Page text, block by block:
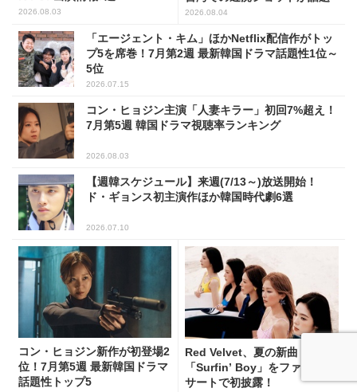
2026.08.03 2026.08.04
「エージェント・キム」ほかNetflix配信作がトッ
プ5を席巻！7月第2週 最新韓国ドラマ話題性1位～
5位
2026.07.15
コン・ヒョジン主演「人妻キラー」初回7%超え！
7月第5週 韓国ドラマ視聴率ランキング
2026.08.03
【週韓スケジュール】来週(7/13～)放送開始！
ド・ギョンス初主演作ほか韓国時代劇6選
2026.07.10
コン・ヒョジン新作が初登場2
位！7月第5週 最新韓国ドラマ
話題性トップ5
Red Velvet、夏の新曲
「Surfin’ Boy」をファンコン
サートで初披露！